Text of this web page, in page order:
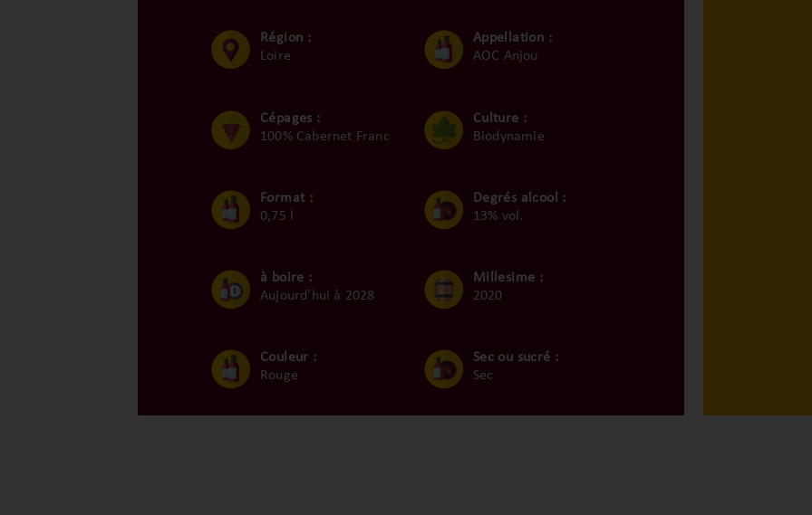
Région :
Loire
Appellation :
AOC Anjou
Cépages :
100% Cabernet Franc
Culture :
Biodynamie
Format :
0,75 l
Degrés alcool :
13% vol.
à boire :
Aujourd'hui à 2028
Millesime :
2020
Couleur :
Rouge
Sec ou sucré :
Sec